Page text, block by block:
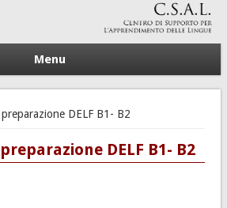
Menu
DELF B1- B2
DELF B1- B2